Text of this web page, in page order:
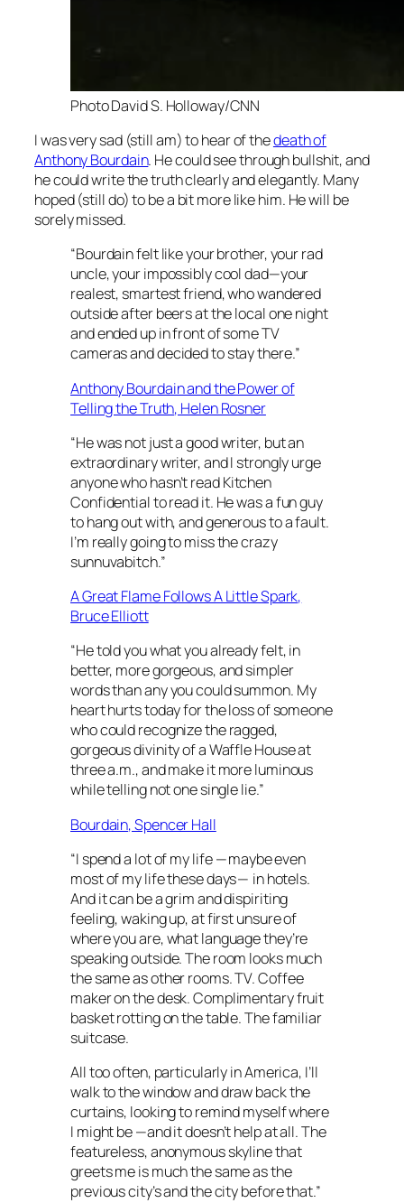
Photo David S. Holloway/CNN
I was very sad (still am) to hear of thedeath of
Anthony Bourdain. He could see through bullshit, and
he could write the truth clearly and elegantly. Many
hoped (still do) to be a bit more like him. He will be
sorely missed.
“Bourdain felt like your brother, your rad
uncle, your impossibly cool dad—your
realest, smartest friend, who wandered
outside after beers at the local one night
and ended up in front of some TV
cameras and decided to stay there.”
Anthony Bourdain and the Power of
Telling the Truth, Helen Rosner
“He was not just a good writer, but an
extraordinary writer, and I strongly urge
anyone who hasn’t readKitchen
Confidentialto read it. He was a fun guy
to hang out with, and generous to a fault.
I’m really going to miss the crazy
sunnuvabitch.”
A Great Flame Follows A Little Spark,
Bruce Elliott
“He told you what you already felt, in
better, more gorgeous, and simpler
words than any you could summon. My
heart hurts today for the loss of someone
who could recognize the ragged,
gorgeous divinity of a Waffle House at
three a.m., and make it more luminous
while telling not one single lie.”
Bourdain, Spencer Hall
“I spend a lot of my life — maybe even
most of my life these days — in hotels.
And it can be a grim and dispiriting
feeling, waking up, at first unsure of
where you are, what language they’re
speaking outside. The room looks much
the same as other rooms. TV. Coffee
maker on the desk. Complimentary fruit
basket rotting on the table. The familiar
suitcase.
All too often, particularly in America, I’ll
walk to the window and draw back the
curtains, looking to remind myself where
I might be —and it doesn’t help at all. The
featureless, anonymous skyline that
greets me is much the same as the
previous city’s and the city before that.”